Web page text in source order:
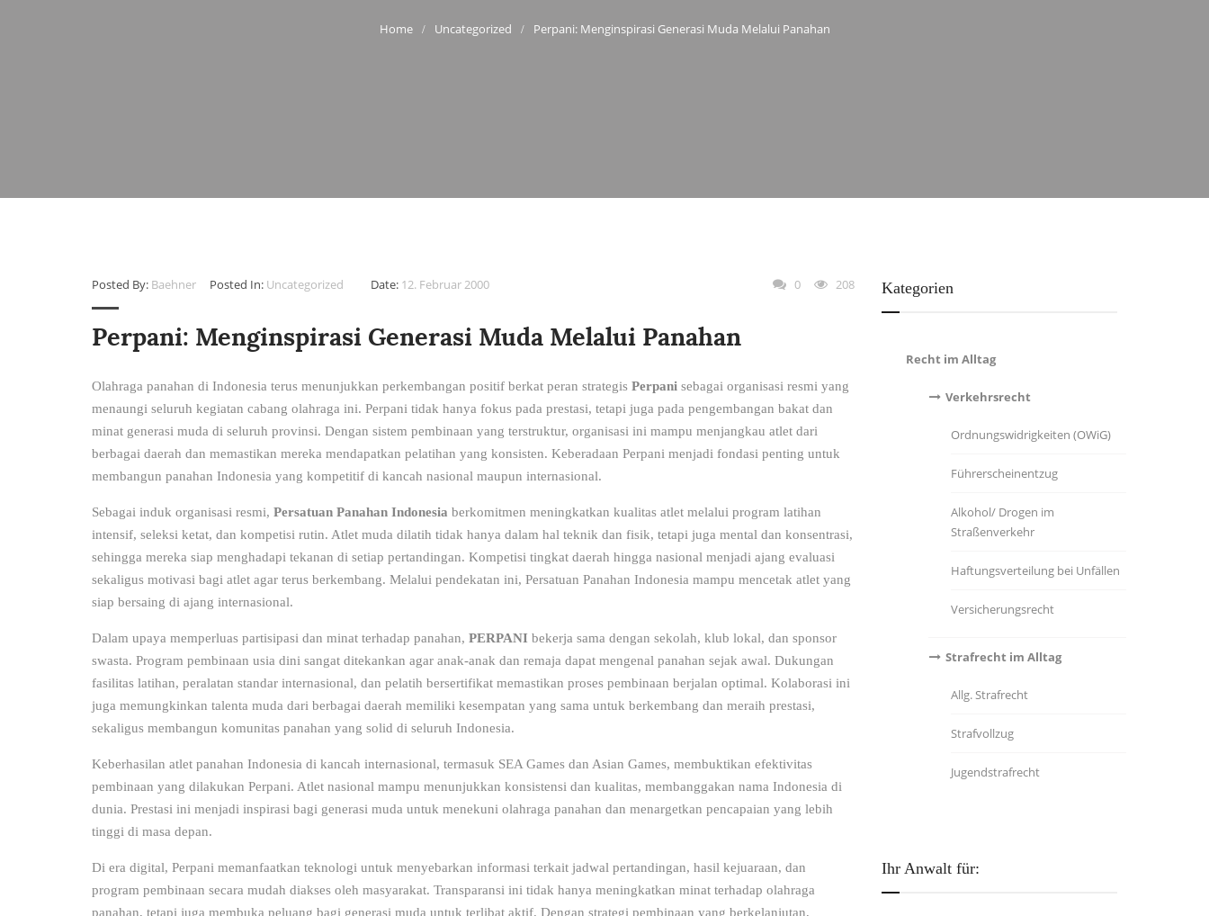
Uncategorized Perpani: Menginspirasi Generasi Muda Melalui Panahan
Posted By: Baehner Posted In: Uncategorized Date: 12. Februar 2000 0 208
Perpani: Menginspirasi Generasi Muda Melalui Panahan
Olahraga panahan di Indonesia terus menunjukkan perkembangan positif berkat peran strategis Perpani sebagai organisasi resmi yang
menaungi seluruh kegiatan cabang olahraga ini. Perpani tidak hanya fokus pada prestasi, tetapi juga pada pengembangan bakat dan
minat generasi muda di seluruh provinsi. Dengan sistem pembinaan yang terstruktur, organisasi ini mampu menjangkau atlet dari
berbagai daerah dan memastikan mereka mendapatkan pelatihan yang konsisten. Keberadaan Perpani menjadi fondasi penting untuk
membangun panahan Indonesia yang kompetitif di kancah nasional maupun internasional.
Sebagai induk organisasi resmi, Persatuan Panahan Indonesia berkomitmen meningkatkan kualitas atlet melalui program latihan
intensif, seleksi ketat, dan kompetisi rutin. Atlet muda dilatih tidak hanya dalam hal teknik dan fisik, tetapi juga mental dan konsentrasi,
sehingga mereka siap menghadapi tekanan di setiap pertandingan. Kompetisi tingkat daerah hingga nasional menjadi ajang evaluasi
sekaligus motivasi bagi atlet agar terus berkembang. Melalui pendekatan ini, Persatuan Panahan Indonesia mampu mencetak atlet yang
siap bersaing di ajang internasional.
Dalam upaya memperluas partisipasi dan minat terhadap panahan, PERPANI bekerja sama dengan sekolah, klub lokal, dan sponsor
swasta. Program pembinaan usia dini sangat ditekankan agar anak-anak dan remaja dapat mengenal panahan sejak awal. Dukungan
fasilitas latihan, peralatan standar internasional, dan pelatih bersertifikat memastikan proses pembinaan berjalan optimal. Kolaborasi ini
juga memungkinkan talenta muda dari berbagai daerah memiliki kesempatan yang sama untuk berkembang dan meraih prestasi,
sekaligus membangun komunitas panahan yang solid di seluruh Indonesia.
Keberhasilan atlet panahan Indonesia di kancah internasional, termasuk SEA Games dan Asian Games, membuktikan efektivitas
pembinaan yang dilakukan Perpani. Atlet nasional mampu menunjukkan konsistensi dan kualitas, membanggakan nama Indonesia di
dunia. Prestasi ini menjadi inspirasi bagi generasi muda untuk menekuni olahraga panahan dan menargetkan pencapaian yang lebih
tinggi di masa depan.
Di era digital, Perpani memanfaatkan teknologi untuk menyebarkan informasi terkait jadwal pertandingan, hasil kejuaraan, dan
program pembinaan secara mudah diakses oleh masyarakat. Transparansi ini tidak hanya meningkatkan minat terhadap olahraga
panahan, tetapi juga membuka peluang bagi generasi muda untuk terlibat aktif. Dengan strategi pembinaan yang berkelanjutan,
Kategorien
Recht im Alltag
Verkehrsrecht
Ordnungswidrigkeiten (OWiG)
Führerscheinentzug
Alkohol/ Drogen im
Straßenverkehr
Haftungsverteilung bei Unfällen
Versicherungsrecht
Strafrecht im Alltag
Allg. Strafrecht
Strafvollzug
Jugendstrafrecht
Ihr Anwalt für: